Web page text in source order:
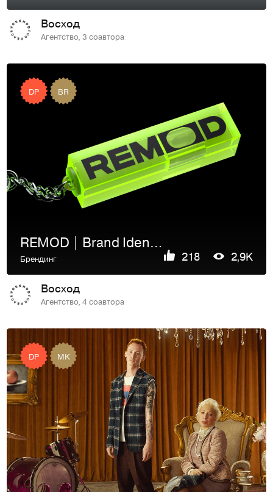
Восход
Агентство, 3 соавтора
DP BR
REMOD | Brand Identity
Брендинг 218 2,9K
Восход
Агентство, 4 соавтора
DP MK